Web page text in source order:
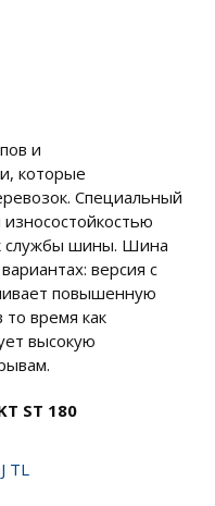
и
которые
Специальный
службы шины. Шина
версия с
повышенную
то время как
высокую
ST 180
TL